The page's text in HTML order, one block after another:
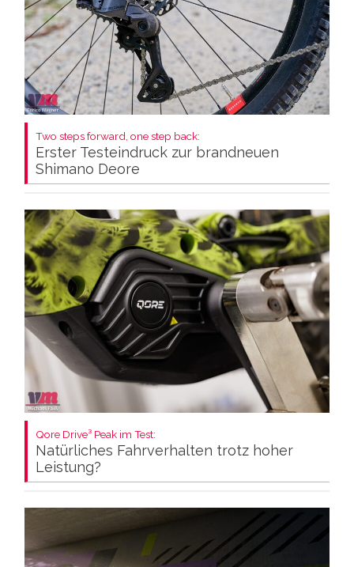
Two steps forward, one step back:
Erster Testeindruck zur brandneuen
Shimano Deore
Qore Drive³ Peak im Test:
Natürliches Fahrverhalten trotz hoher
Leistung?